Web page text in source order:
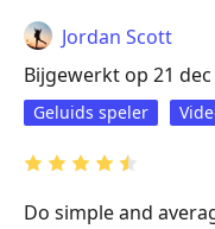
Jordan Scott
Bijgewerkt op 21 dec
Geluids speler
Do simple and